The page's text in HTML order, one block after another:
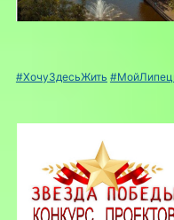
#ХочуЗдесьЖить